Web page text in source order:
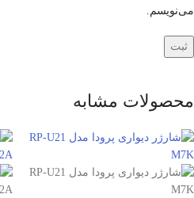
می‌نویسم.
محصولات مشابه